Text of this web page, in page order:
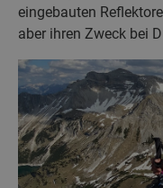
eingebauten
aber ihren Zweck bei